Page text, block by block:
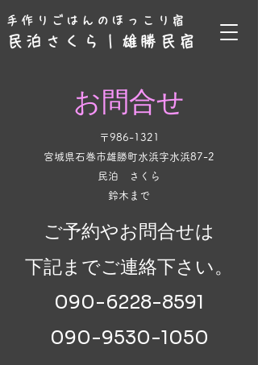
手作りごはんのほっこり宿
民泊さくら｜雄勝民宿
お問合せ
〒986-1321
宮城県石巻市雄勝町水浜字水浜87-2
民泊 さくら
​鈴木まで
ご予約やお問合せは
下記までご連絡下さい。
090-6228-8591
​090-9530-1050